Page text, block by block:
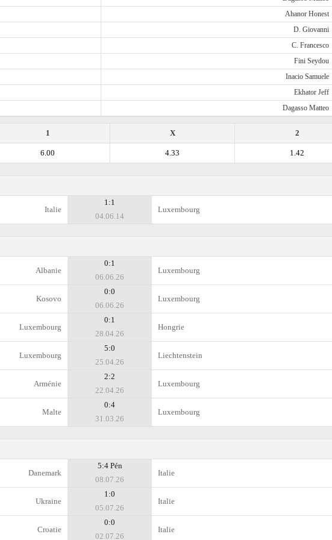
Ahanor Honest
D. Giovanni
C. Francesco
Fini Seydou
Inacio Samuele
Ekhator Jeff
Dagasso Matteo
2
X
1
1.42
4.33
6.00
Italie
1:1
04.06.14
Luxembourg
Albanie
0:1
06.06.26
Luxembourg
Kosovo
0:0
06.06.26
Luxembourg
Luxembourg
0:1
28.04.26
Hongrie
Luxembourg
5:0
25.04.26
Liechtenstein
Arménie
2:2
22.04.26
Luxembourg
Malte
0:4
31.03.26
Luxembourg
Danemark
5:4 Pén
08.07.26
Italie
Ukraine
1:0
05.07.26
Italie
Croatie
0:0
02.07.26
Italie